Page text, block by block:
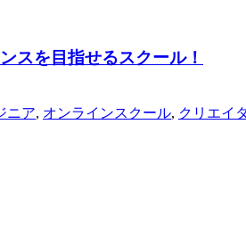
スを目指せるスクール！
ニア, オンラインスクール, クリエイ